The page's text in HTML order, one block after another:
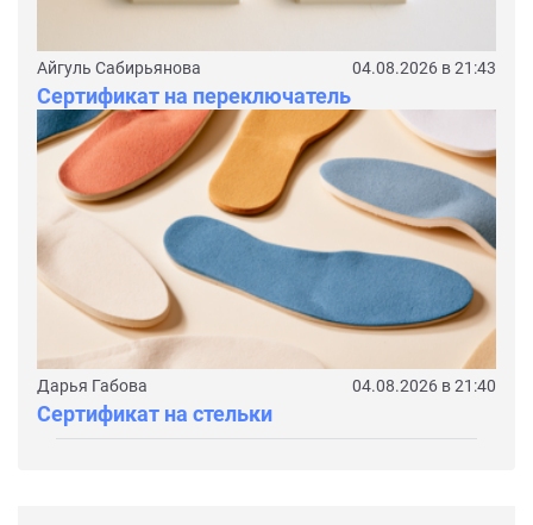
Айгуль Сабирьянова 04.08.2026 в 21:43
Сертификат на переключатель
Дарья Габова 04.08.2026 в 21:40
Сертификат на стельки